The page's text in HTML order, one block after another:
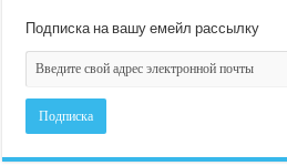
Подписка на вашу емейл рассылку